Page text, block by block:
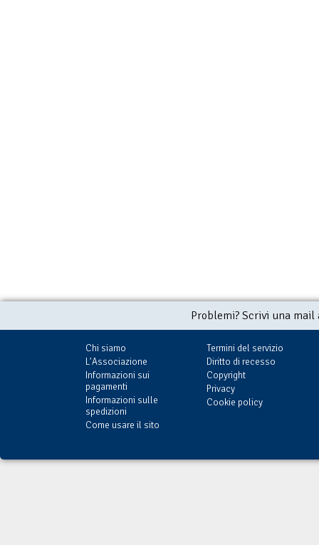
Problemi? Scrivi una
Chi siamo
L'Associazione
Informazioni sui
pagamenti
Informazioni sulle
spedizioni
Come usare il sito
Termini del servizio
Diritto di recesso
Copyright
Privacy
Cookie policy